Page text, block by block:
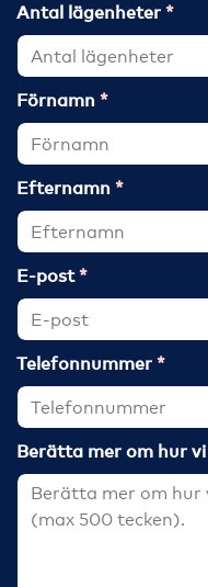
Antal lägenheter
Förnamn
Efternamn
E-post
Telefonnummer
Berätta mer om hur